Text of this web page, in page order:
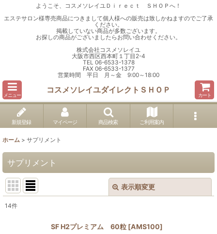
ようこそ、コスメソレイユＤｉｒｅｃｔ ＳＨＯＰへ！
エステサロン様専売商品につきまして個人様への販売は致しかねますのでご了承
ください。
掲載していない商品が多数ございます。
お探しの商品がございましたらお問い合わせください。
株式会社コスメソレイユ
大阪市西区西本町１丁目2-4
TEL 06-6533-1378
FAX 06-6533-1377
営業時間 平日 月～金 9:00～18:00
メニュー
コスメソレイユダイレクトＳＨＯＰ
カート
新規登録 マイページ 商品検索 ご利用案内
ホーム > サプリメント
サプリメント
表示順変更
14件
SF H2プレミアム 60粒 [AMS100]